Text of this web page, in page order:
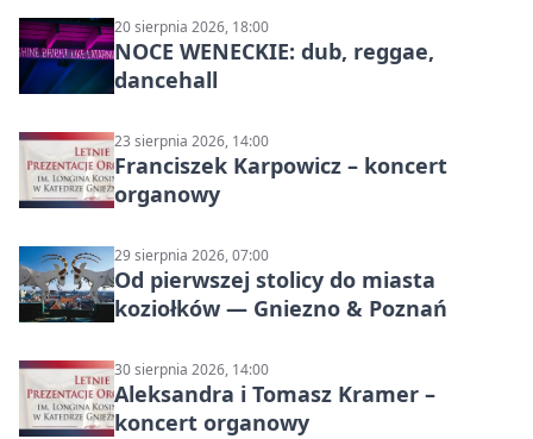
20 sierpnia 2026, 18:00
NOCE WENECKIE: dub, reggae,
dancehall
23 sierpnia 2026, 14:00
Franciszek Karpowicz – koncert
organowy
29 sierpnia 2026, 07:00
Od pierwszej stolicy do miasta
koziołków — Gniezno & Poznań
30 sierpnia 2026, 14:00
Aleksandra i Tomasz Kramer –
koncert organowy